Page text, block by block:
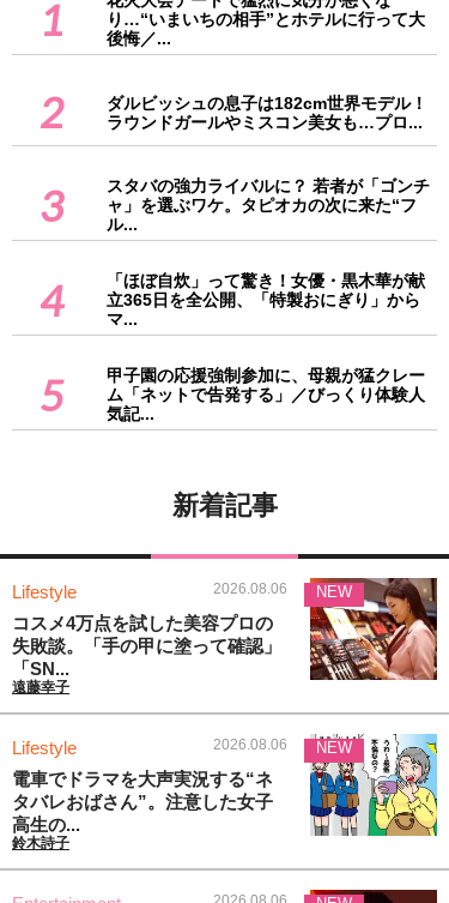
1
り…“いまいちの相手”とホテルに行って大
後悔／...
2
ダルビッシュの息子は182cm世界モデル！
ラウンドガールやミスコン美女も…プロ...
3
スタバの強力ライバルに？ 若者が「ゴンチ
ャ」を選ぶワケ。タピオカの次に来た“フ
ル...
4
「ほぼ自炊」って驚き！女優・黒木華が献
立365日を全公開、「特製おにぎり」から
マ...
5
甲子園の応援強制参加に、母親が猛クレー
ム「ネットで告発する」／びっくり体験人
気記...
新着記事
Lifestyle 2026.08.06
コスメ4万点を試した美容プロの
失敗談。「手の甲に塗って確認」
「SN...
遠藤幸子
NEW
Lifestyle 2026.08.06
電車でドラマを大声実況する“ネ
タバレおばさん”。注意した女子
高生の...
鈴木詩子
NEW